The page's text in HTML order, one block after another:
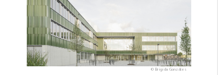
© Brigida Gonzáles